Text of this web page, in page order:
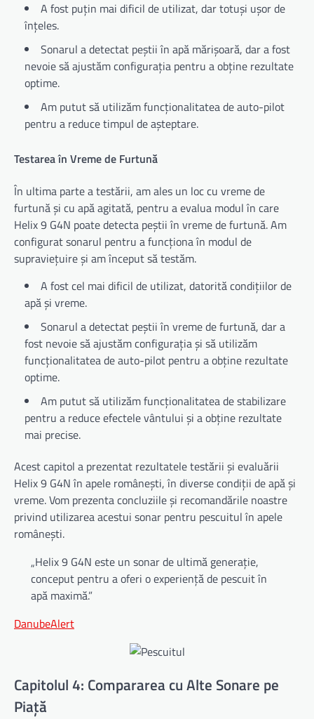
A fost puțin mai dificil de utilizat, dar totuși ușor de
înțeles.
Sonarul a detectat peștii în apă mărișoară, dar a fost
nevoie să ajustăm configurația pentru a obține rezultate
optime.
Am putut să utilizăm funcționalitatea de auto-pilot
pentru a reduce timpul de așteptare.
Testarea în Vreme de Furtună
În ultima parte a testării, am ales un loc cu vreme de
furtună și cu apă agitată, pentru a evalua modul în care
Helix 9 G4N poate detecta peștii în vreme de furtună. Am
configurat sonarul pentru a funcționa în modul de
supraviețuire și am început să testăm.
A fost cel mai dificil de utilizat, datorită condițiilor de
apă și vreme.
Sonarul a detectat peștii în vreme de furtună, dar a
fost nevoie să ajustăm configurația și să utilizăm
funcționalitatea de auto-pilot pentru a obține rezultate
optime.
Am putut să utilizăm funcționalitatea de stabilizare
pentru a reduce efectele vântului și a obține rezultate
mai precise.
Acest capitol a prezentat rezultatele testării și evaluării
Helix 9 G4N în apele românești, în diverse condiții de apă și
vreme. Vom prezenta concluziile și recomandările noastre
privind utilizarea acestui sonar pentru pescuitul în apele
românești.
„Helix 9 G4N este un sonar de ultimă generație,
conceput pentru a oferi o experiență de pescuit în
apă maximă.”
DanubeAlert
Capitolul 4: Compararea cu Alte Sonare pe
Piață